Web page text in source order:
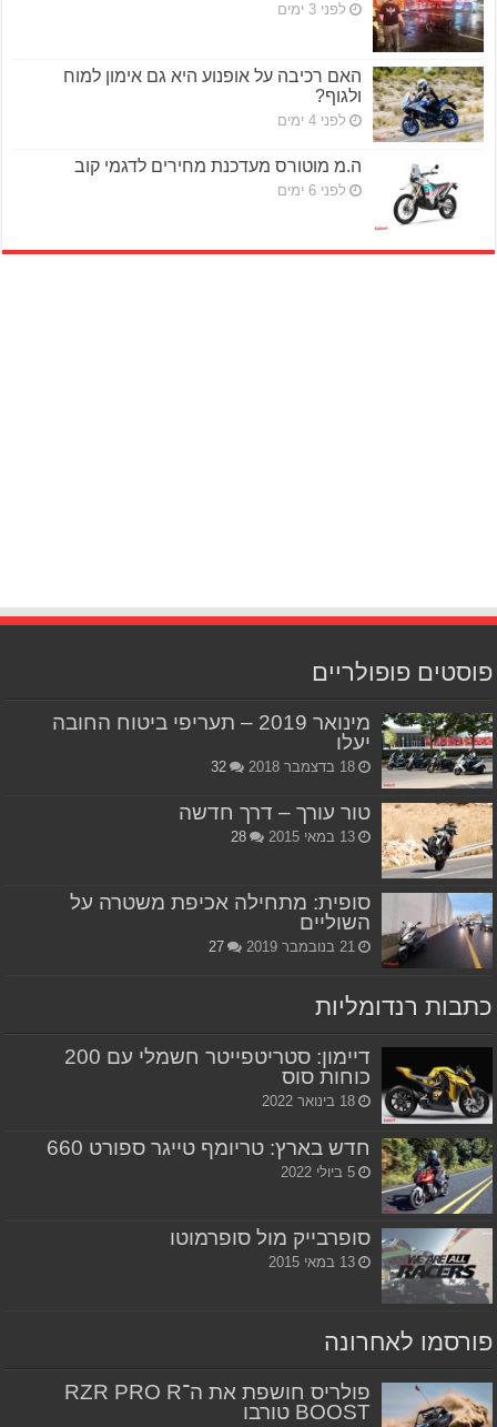
לפני 3 ימים
האם רכיבה על אופנוע היא גם אימון למוח
ולגוף?
לפני 4 ימים
ה.מ מוטורס מעדכנת מחירים לדגמי קוב
לפני 6 ימים
פוסטים פופולריים
מינואר 2019 – תעריפי ביטוח החובה
יעלו
18 בדצמבר 2018 32
טור עורך – דרך חדשה
13 במאי 2015 28
סופית: מתחילה אכיפת משטרה על
השוליים
21 בנובמבר 2019 27
כתבות רנדומליות
דיימון: סטריטפייטר חשמלי עם 200
כוחות סוס
18 בינואר 2022
חדש בארץ: טריומף טייגר ספורט 660
5 ביולי 2022
סופרבייק מול סופרמוטו
13 במאי 2015
פורסמו לאחרונה
פולריס חושפת את ה־RZR PRO R
BOOST טורבו